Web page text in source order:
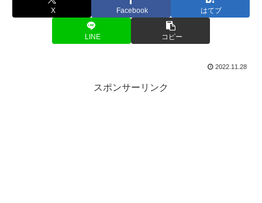
X Facebook はてブ
LINE コピー
2022.11.28
スポンサーリンク